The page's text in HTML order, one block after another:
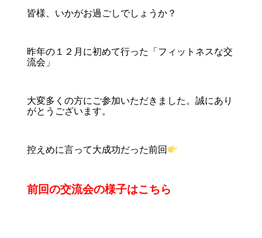
皆様、いかがお過ごしでしょうか？
昨年の１２月に初めて行った「フィットネスな交
流会」
大変多くの方にご参加いただきました。誠にあり
がとうございます。
控えめに言って大成功だった前回
前回の交流会の様子はこちら